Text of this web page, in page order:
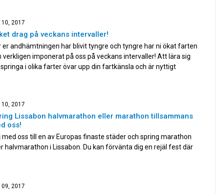
10, 2017
drag på veckans intervaller!
er andhämtningen har blivit tyngre och tyngre har ni ökat farten
verkligen imponerat på oss på veckans intervaller! Att lära sig
i olika farter övar upp din fartkänsla och är nyttigt
10, 2017
Lissabon halvmarathon eller marathon tillsammans
oss!
med oss till en av Europas finaste städer och spring marathon
halvmarathon i Lissabon. Du kan förvänta dig en rejäl fest där
09, 2017